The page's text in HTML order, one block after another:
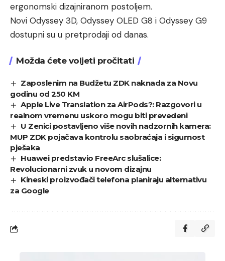
ergonomski dizajniranom postoljem.
Novi Odyssey 3D, Odyssey OLED G8 i Odyssey G9
dostupni su u pretprodaji od danas.
Možda ćete voljeti pročitati
Zaposlenim na Budžetu ZDK naknada za Novu
godinu od 250 KM
Apple Live Translation za AirPods?: Razgovori u
realnom vremenu uskoro mogu biti prevedeni
U Zenici postavljeno više novih nadzornih kamera:
MUP ZDK pojačava kontrolu saobraćaja i sigurnost
pješaka
Huawei predstavio FreeArc slušalice:
Revolucionarni zvuk u novom dizajnu
Kineski proizvođači telefona planiraju alternativu
za Google